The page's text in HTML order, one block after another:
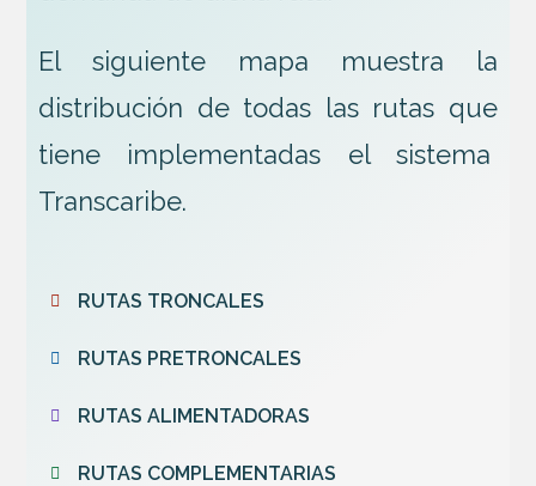
El siguiente mapa muestra la
distribución de todas las rutas que
tiene implementadas el sistema
Transcaribe.
RUTAS TRONCALES
RUTAS PRETRONCALES
RUTAS ALIMENTADORAS
RUTAS COMPLEMENTARIAS